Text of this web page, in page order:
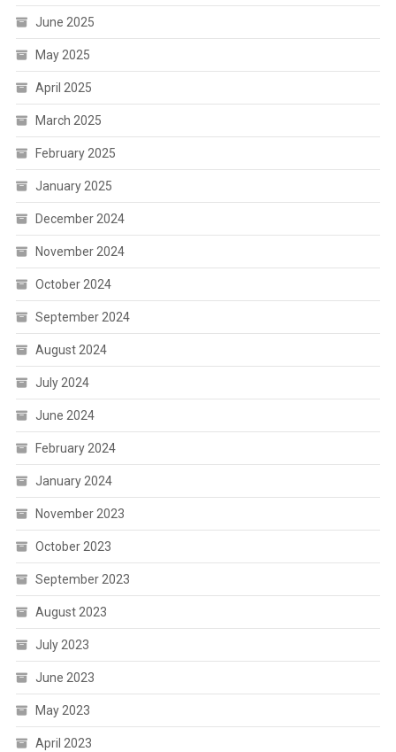
June 2025
May 2025
April 2025
March 2025
February 2025
January 2025
December 2024
November 2024
October 2024
September 2024
August 2024
July 2024
June 2024
February 2024
January 2024
November 2023
October 2023
September 2023
August 2023
July 2023
June 2023
May 2023
April 2023